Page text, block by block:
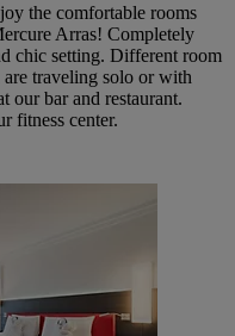
the comfortable rooms
Arras! Completely
chic setting. Different room
traveling solo or with
our bar and restaurant.
fitness center.